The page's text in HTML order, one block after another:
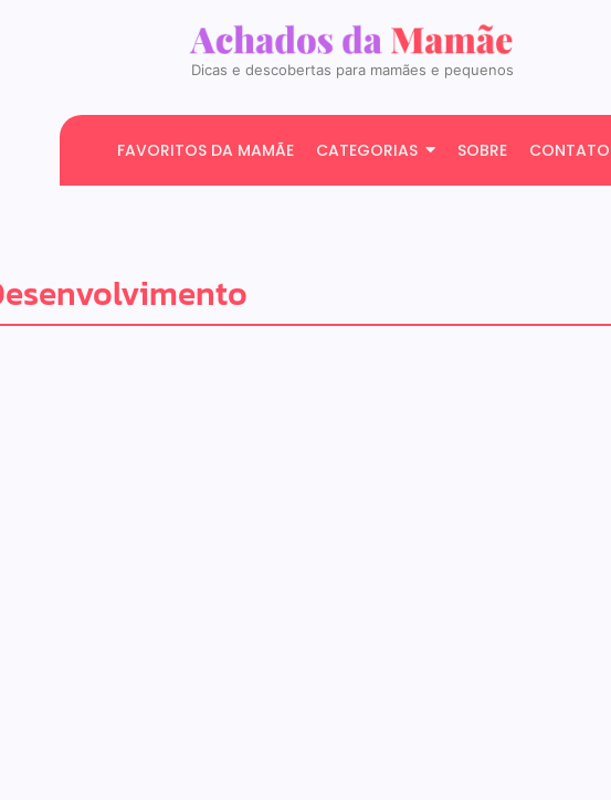
Dicas e descobertas para mamães e pequenos
FAVORITOS DA MAMÃE CATEGORIAS SOBRE CONTATO